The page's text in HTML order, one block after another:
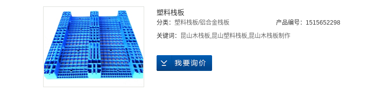
塑料栈板
分类： 塑料栈板/铝合金栈板 产品编号：1515652298
关键词： 昆山木栈板,昆山塑料栈板,昆山木栈板制作